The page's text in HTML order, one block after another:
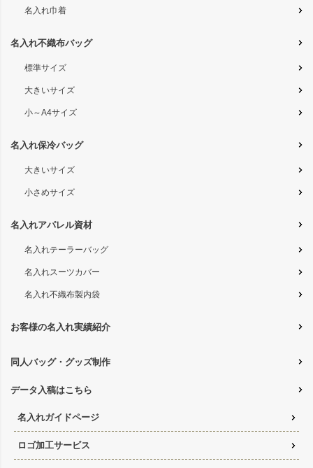
名入れ巾着
名入れ不織布バッグ
標準サイズ
大きいサイズ
小～A4サイズ
名入れ保冷バッグ
大きいサイズ
小さめサイズ
名入れアパレル資材
名入れテーラーバッグ
名入れスーツカバー
名入れ不織布製内袋
お客様の名入れ実績紹介
同人バッグ・グッズ制作
データ入稿はこちら
名入れガイドページ
ロゴ加工サービス